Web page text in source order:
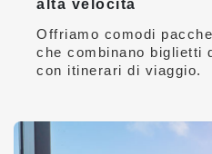
alta velocità
Offriamo comodi
che combinano biglietti
con itinerari di viaggio.